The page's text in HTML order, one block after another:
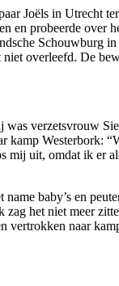
Joëls in Utrecht
en probeerde over
Schouwburg
overleefd. De
was verzetsvrouw
Westerbork:
mij uit, omdat ik er
name baby’s en
zag het niet meer
vertrokken naar